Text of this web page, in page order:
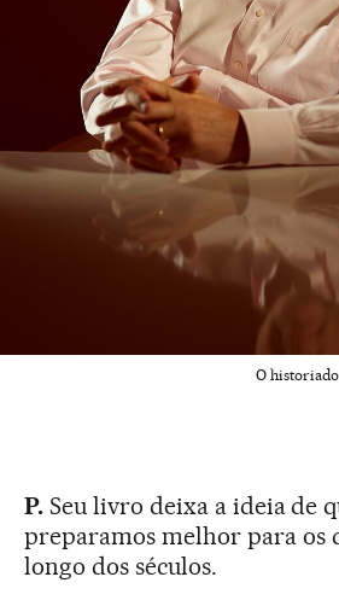
O
P.Seu livro deixa a ideia de
preparamos melhor para os
longo dos séculos.